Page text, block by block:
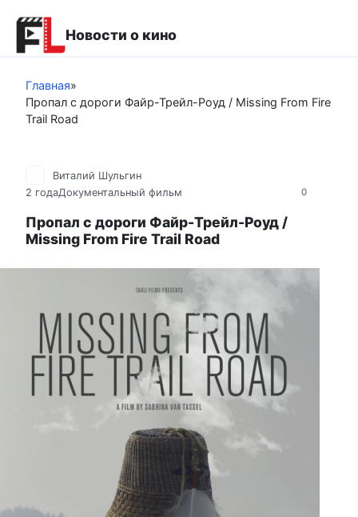
контенту
Новости о кино
Главная»
Пропал с дороги Файр-Трейл-Роуд / Missing From Fire
Trail Road
0
Виталий Шульгин
2 годаДокументальный фильм
Пропал с дороги Файр-Трейл-Роуд /
Missing From Fire Trail Road